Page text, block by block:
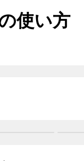
使い方